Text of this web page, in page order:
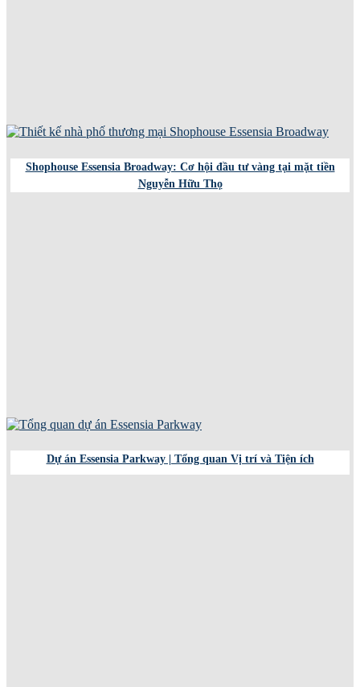
Shophouse Essensia Broadway: Cơ hội đầu tư vàng tại mặt tiền
Nguyễn Hữu Thọ
Dự án Essensia Parkway | Tổng quan Vị trí và Tiện ích